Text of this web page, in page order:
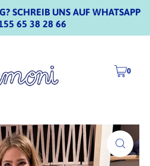
SCHREIB UNS AUF WHATSAPP
65 38 28 66
0